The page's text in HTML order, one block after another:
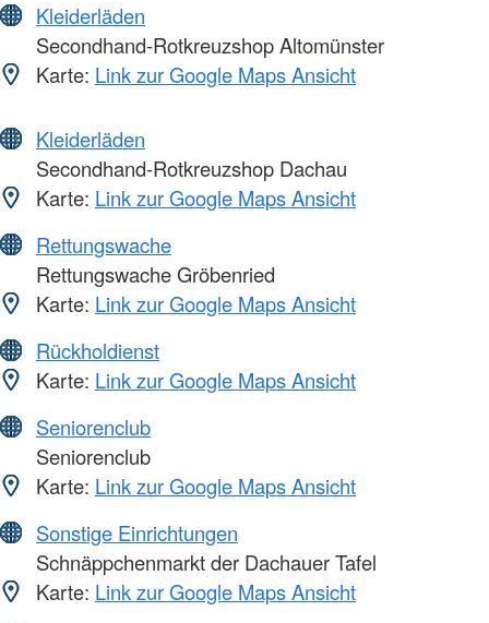
Kleiderläden
Secondhand-Rotkreuzshop Altomünster
Karte: Link zur Google Maps Ansicht
Kleiderläden
Secondhand-Rotkreuzshop Dachau
Karte: Link zur Google Maps Ansicht
Rettungswache
Rettungswache Gröbenried
Karte: Link zur Google Maps Ansicht
Rückholdienst
Karte: Link zur Google Maps Ansicht
Seniorenclub
Seniorenclub
Karte: Link zur Google Maps Ansicht
Sonstige Einrichtungen
Schnäppchenmarkt der Dachauer Tafel
Karte: Link zur Google Maps Ansicht